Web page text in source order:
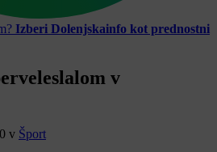
Izberi Dolenjskainfo kot prednostni
v
v Šport